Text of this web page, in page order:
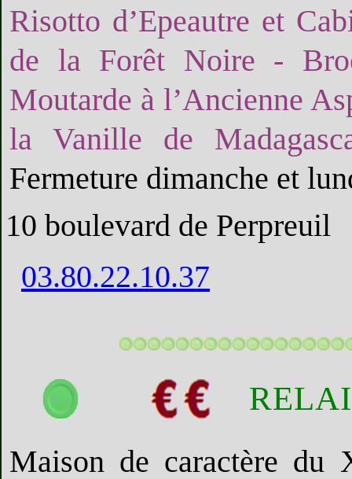
Risotto d’Epeautre et
de la Forêt Noire -
Moutarde à l’Ancienne
la Vanille de
Fermeture dimanche et
10 boulevard de Perpreuil
03.80.22.10.37
Maison de caractère du